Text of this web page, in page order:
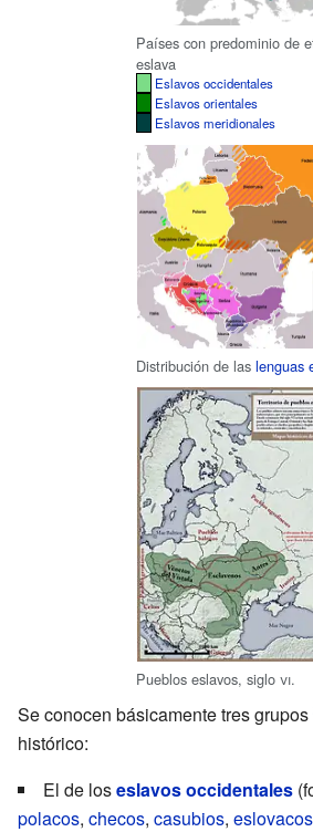
Países con predominio de
eslava
Eslavos occidentales
Eslavos orientales
Eslavos meridionales
Distribución de las lenguas
Pueblos eslavos, siglo vi.
Se conocen básicamente tres grupos
histórico:
El de loseslavos occidentales
polacos, checos, casubios, eslovacos